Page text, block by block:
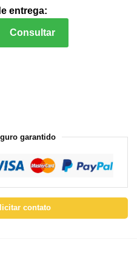
entrega:
Consultar
garantido
contato